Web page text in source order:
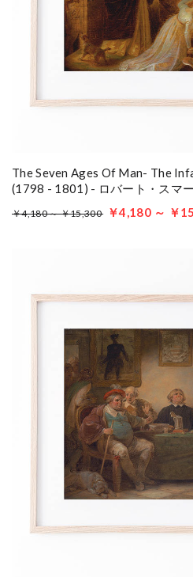
The Seven Ages Of Man- The
(1798 - 1801) - ロバート・スマ
￥4,180 ～ ￥15,300 ￥4,180 ～ ￥